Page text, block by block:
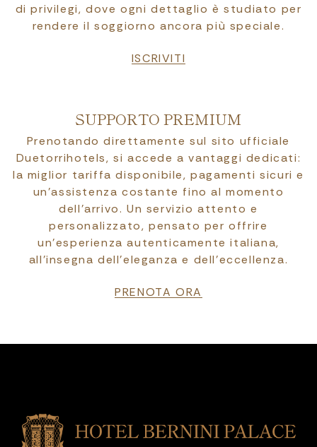
di privilegi, dove ogni dettaglio è studiato per
rendere il soggiorno ancora più speciale.
ISCRIVITI
SUPPORTO PREMIUM
Prenotando direttamente sul sito ufficiale
Duetorrihotels, si accede a vantaggi dedicati:
la miglior tariffa disponibile, pagamenti sicuri e
un’assistenza costante fino al momento
dell’arrivo. Un servizio attento e
personalizzato, pensato per offrire
un’esperienza autenticamente italiana,
all’insegna dell’eleganza e dell’eccellenza.
PRENOTA ORA